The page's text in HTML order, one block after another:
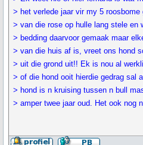
> het verlede jaar vir my 5
> van die rose op hulle lang stele en
> bedding daarvoor gemaak maar
> van die huis af is, vreet ons hond
> uit die grond uit!! Ek is nou al
> of die hond ooit hierdie gedrag sal
> hond is n kruising tussen n bull
> amper twee jaar oud. Het ook nog